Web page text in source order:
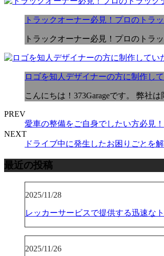
トラックオーナー必見！プロのトラ
トラックオーナー必見！プロのトラ
ロゴを知人デザイナーの方に制作し
こんにちは！373Garageです。 弊社
PREV
愛車の整備をご自身でしたい方必見！
NEXT
ドライブ中に発生したお困りごとを
最近の投稿
2025/11/28
レッカーサービスで提供する迅速な
2025/11/26